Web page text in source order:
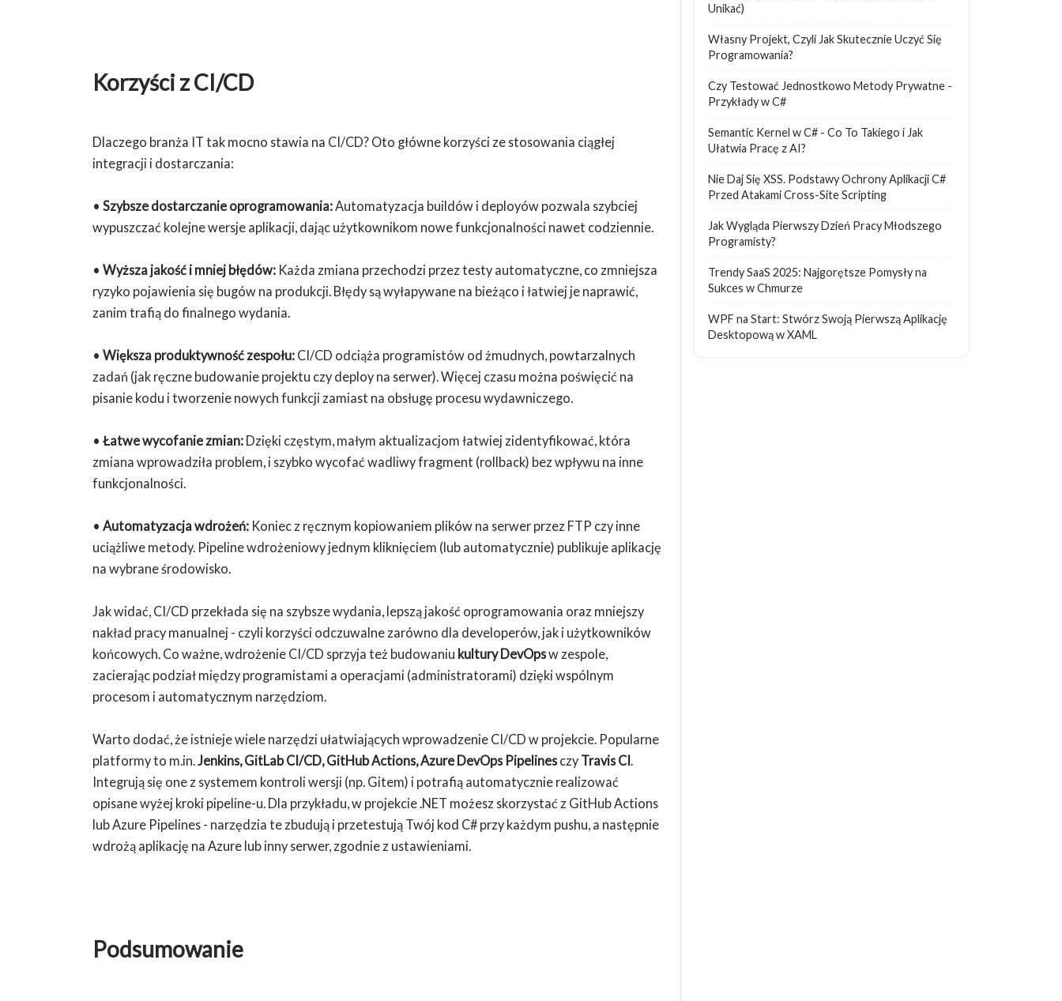
Korzyści z CI/CD
Dlaczego branża IT tak mocno stawia na CI/CD? Oto główne korzyści ze stosowania ciągłej
integracji i dostarczania:
• Szybsze dostarczanie oprogramowania:Automatyzacja buildów i deployów pozwala szybciej
wypuszczać kolejne wersje aplikacji, dając użytkownikom nowe funkcjonalności nawet codziennie.
• Wyższa jakość i mniej błędów: Każda zmiana przechodzi przez testy automatyczne, co zmniejsza
ryzyko pojawienia się bugów na produkcji. Błędy są wyłapywane na bieżąco i łatwiej je naprawić,
zanim trafią do finalnego wydania.
• Większa produktywność zespołu: CI/CD odciąża programistów od żmudnych, powtarzalnych
zadań (jak ręczne budowanie projektu czy deploy na serwer). Więcej czasu można poświęcić na
pisanie kodu i tworzenie nowych funkcji zamiast na obsługę procesu wydawniczego.
• Łatwe wycofanie zmian: Dzięki częstym, małym aktualizacjom łatwiej zidentyfikować, która
zmiana wprowadziła problem, i szybko wycofać wadliwy fragment (rollback) bez wpływu na inne
funkcjonalności.
• Automatyzacja wdrożeń: Koniec z ręcznym kopiowaniem plików na serwer przez FTP czy inne
uciążliwe metody. Pipeline wdrożeniowy jednym kliknięciem (lub automatycznie) publikuje aplikację
na wybrane środowisko.
Jak widać, CI/CD przekłada się na szybsze wydania, lepszą jakość oprogramowania oraz mniejszy
nakład pracy manualnej - czyli korzyści odczuwalne zarówno dla developerów, jak i użytkowników
końcowych. Co ważne, wdrożenie CI/CD sprzyja też budowaniu kultury DevOpsw zespole,
zacierając podział między programistami a operacjami (administratorami) dzięki wspólnym
procesom i automatycznym narzędziom.
Warto dodać, że istnieje wiele narzędzi ułatwiających wprowadzenie CI/CD w projekcie. Popularne
platformy to m.in.Jenkins, GitLab CI/CD, GitHub Actions, Azure DevOps Pipelines czy Travis CI.
Integrują się one z systemem kontroli wersji (np. Gitem) i potrafią automatycznie realizować
opisane wyżej kroki pipeline-u. Dla przykładu, w projekcie .NET możesz skorzystać z GitHub Actions
lub Azure Pipelines - narzędzia te zbudują i przetestują Twój kod C# przy każdym pushu, a następnie
wdrożą aplikację na Azure lub inny serwer, zgodnie z ustawieniami.
Podsumowanie
Unikać)
Własny Projekt, Czyli Jak Skutecznie Uczyć Się
Programowania?
Czy Testować Jednostkowo Metody Prywatne -
Przykłady w C#
Semantic Kernel w C# - Co To Takiego i Jak
Ułatwia Pracę z AI?
Nie Daj Się XSS. Podstawy Ochrony Aplikacji C#
Przed Atakami Cross-Site Scripting
Jak Wygląda Pierwszy Dzień Pracy Młodszego
Programisty?
Trendy SaaS 2025: Najgorętsze Pomysły na
Sukces w Chmurze
WPF na Start: Stwórz Swoją Pierwszą Aplikację
Desktopową w XAML